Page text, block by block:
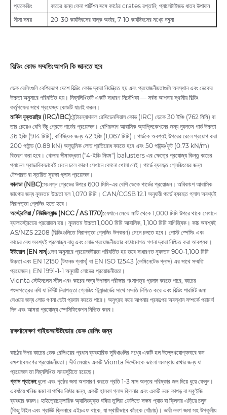
প্যাকেজিং
কাচের জন্য ফেনা পার্টিশন সঙ্গে কাঠের crates রপ্তানি; প্যালেটাইজড ধাতব উপাদান
সীসা সময়
20-30 কার্যদিবসের বাল্ক অর্ডার; 7-10 কার্যদিবসের মধ্যে নমুনা
বিল্ডিং কোড সম্মতি:আপনি কি জানতে হবে
ডেক রেলিংগুলি বেশিরভাগ দেশে বিল্ডিং কোড দ্বারা নিয়ন্ত্রিত হয় এবং প্রয়োজনীয়তাগুলি অবস্থান এবং ডেকের
উচ্চতা অনুসারে পরিবর্তিত হয়। নিম্নলিখিতটি একটি সাধারণ নির্দেশিকা — সর্বদা আপনার স্থানীয় বিল্ডিং
কর্তৃপক্ষের সাথে প্রযোজ্য কোডটি যাচাই করুন।
মার্কিন যুক্তরাষ্ট্র (IRC/IBC):ইন্টারন্যাশনাল রেসিডেনসিয়াল কোড (IRC) ডেকে 30 ইঞ্চি (762 মিমি) বা
তার চেয়েও বেশি উঁচু গ্রেডে গার্ডের প্রয়োজন। বেশিরভাগ আবাসিক অ্যাপ্লিকেশনের জন্য ন্যূনতম গার্ড উচ্চতা
36 ইঞ্চি (914 মিমি), বাণিজ্যিক জন্য 42 ইঞ্চি (1,067 মিমি)। গার্ডকে অবশ্যই উপরের রেলে প্রয়োগ করা
200 পাউন্ড (0.89 kN) অনুভূমিক লোড প্রতিরোধ করতে হবে এবং 50 পাউন্ড/ফুট (0.73 kN/m)
বিতরণ করা হবে। খোলার সীমাবদ্ধতা ("4-ইঞ্চি নিয়ম") balusters এর ক্ষেত্রে প্রযোজ্য কিন্তু কাচের
প্যানেল স্বাভাবিকভাবেই মেনে চলে কারণ সেখানে কোনো খোলা নেই। গার্ডে ব্যবহৃত গ্লেজিংয়ের জন্য
টেম্পারড বা স্তরিত সুরক্ষা গ্লাস প্রয়োজন।
কানাডা (NBC):সংলগ্ন গ্রেডের উপরে 600 মিমি-এর বেশি ডেকে গার্ডের প্রয়োজন। অধিকাংশ আবাসিক
জায়গার জন্য ন্যূনতম উচ্চতা হল 1,070 মিমি। CAN/CGSB 12.1 অনুযায়ী গার্ডে ব্যবহৃত গ্লাস অবশ্যই
নিরাপত্তা গ্লেজিং হতে হবে।
অস্ট্রেলিয়া / নিউজিল্যান্ড (NCC / AS 1170):যেখানে মেঝে মাটি থেকে 1,000 মিমি উপরে থাকে সেখানে
ব্যালাস্ট্রেডের প্রয়োজন হয়। ন্যূনতম উচ্চতা 1,000 মিমি আবাসিক, 1,100 মিমি বাণিজ্যিক। কাচ অবশ্যই
AS/NZS 2208 (বিল্ডিংগুলিতে নিরাপত্তা গ্লেজিং উপকরণ) মেনে চলতে হবে। পোস্ট স্পেসিং এবং
কাচের বেধ অবশ্যই প্রযোজ্য বায়ু এবং লোড প্রয়োজনীয়তার কাঠামোগত গণনা দ্বারা নিশ্চিত করা আবশ্যক।
ইউরোপ (EN মান):দেশ অনুসারে প্রয়োজনীয়তা পরিবর্তিত হয় তবে সাধারণত ন্যূনতম 900-1,100 মিমি
উচ্চতা এবং EN 12150 (টফনড গ্লাস) বা EN ISO 12543 (লেমিনেটেড গ্লাস) এর সাথে সম্মতি
প্রয়োজন। EN 1991-1-1 অনুযায়ী লোডের প্রয়োজনীয়তা।
Vionta স্টেইনলেস স্টীল এবং কাচের জন্য উপাদান পরীক্ষার শংসাপত্র প্রদান করতে পারে, কাচের
শংসাপত্রের নথি যা নির্দিষ্ট নিরাপত্তা গ্লেজিং স্ট্যান্ডার্ডের সাথে সম্মতি নিশ্চিত করে এবং বিল্ডিং পারমিট জমা
দেওয়ার জন্য লোড গণনা ডেটা প্রদান করতে পারে। অনুগ্রহ করে আপনার প্রকল্পের অবস্থান সম্পর্কে পরামর্শ
দিন এবং আমরা প্রযোজ্য স্পেসিফিকেশন নিশ্চিত করব।
রক্ষণাবেক্ষণ গাইডআউটডোর ডেক রেলিং জন্য
কাঠের উপর কাচের ডেক রেলিংয়ের প্রধান ব্যবহারিক সুবিধাগুলির মধ্যে একটি হল উল্লেখযোগ্যভাবে কম
রক্ষণাবেক্ষণের প্রয়োজনীয়তা। দীর্ঘ মেয়াদে একটি Vionta সিস্টেমকে ভালো অবস্থায় রাখার জন্য যা
প্রয়োজন তা নিম্নলিখিত সময়সূচীতে রয়েছে।
গ্লাস প্যানেল:ধুলো এবং পৃষ্ঠের জমা অপসারণ করতে প্রতি 1-3 মাস অন্তর পরিষ্কার জল দিয়ে ধুয়ে ফেলুন।
একগুঁয়ে খনিজ জমা বা পাখির বিষ্ঠার জন্য, একটি হালকা গ্লাস ক্লিনার এবং একটি নরম কাপড় বা স্কুইজি
ব্যবহার করুন। হাইড্রোফ্লোরিক অ্যাসিডযুক্ত ঘষিয়া তুলিয়া ফেলিতে সক্ষম প্যাড বা ক্লিনার এড়িয়ে চলুন
(কিছু টাইল এবং গ্রাউট ক্লিনারে এইচএফ থাকে, যা স্থায়ীভাবে কাঁচকে খোঁচায়)। ভারী লবণ জমা সহ উপকূলীয়